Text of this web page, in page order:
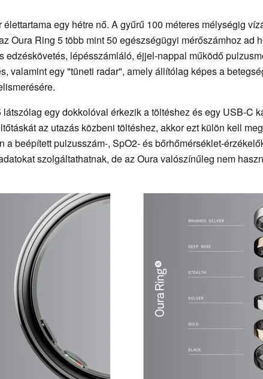
élettartama egy hétre nő. A gyűrű 100 méteres mélységig
Oura Ring 5 több mint 50 egészségügyi mérőszámhoz ad
edzéskövetés, lépésszámláló, éjjel-nappal működő
valamint egy "tüneti radar", amely állítólag képes a
látszólag egy dokkolóval érkezik a töltéshez és egy USB-C
az utazás közbeni töltéshez, akkor ezt külön kell
a beépített pulzusszám-, SpO2- és bőrhőmérséklet-
szolgáltathatnak, de az Oura valószínűleg nem